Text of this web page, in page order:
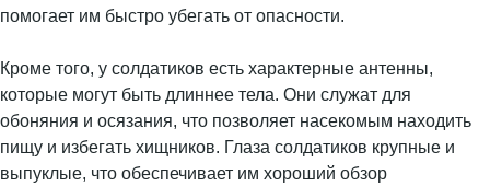
помогает им быстро убегать от опасности.
Кроме того, у солдатиков есть характерные антенны,
которые могут быть длиннее тела. Они служат для
обоняния и осязания, что позволяет насекомым находить
пищу и избегать хищников. Глаза солдатиков крупные и
выпуклые, что обеспечивает им хороший обзор